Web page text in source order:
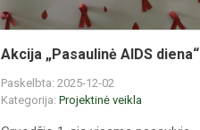
Akcija „Pasaulinė AIDS diena“
Paskelbta: 2025-12-02
Kategorija: Projektinė veikla